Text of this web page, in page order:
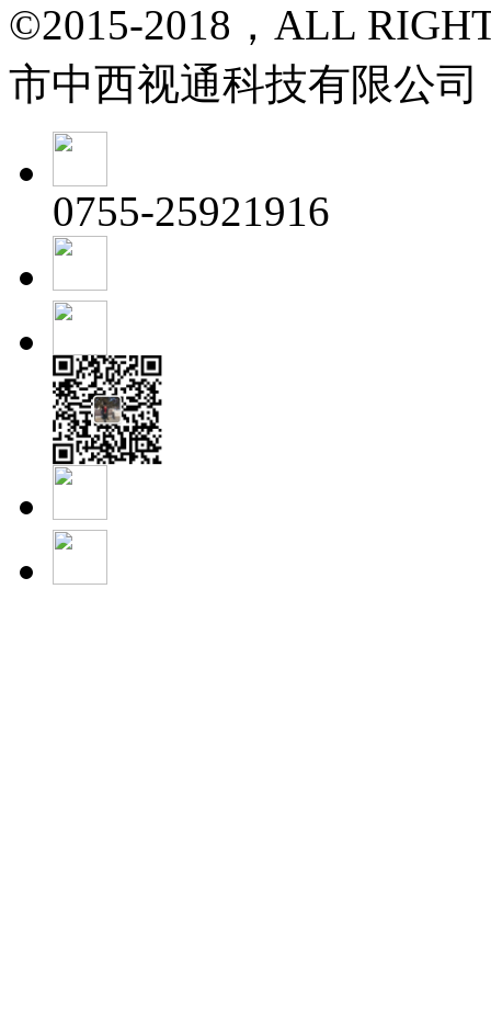
©2015-2018，ALL
市中西视通科技有限公司
0755-25921916